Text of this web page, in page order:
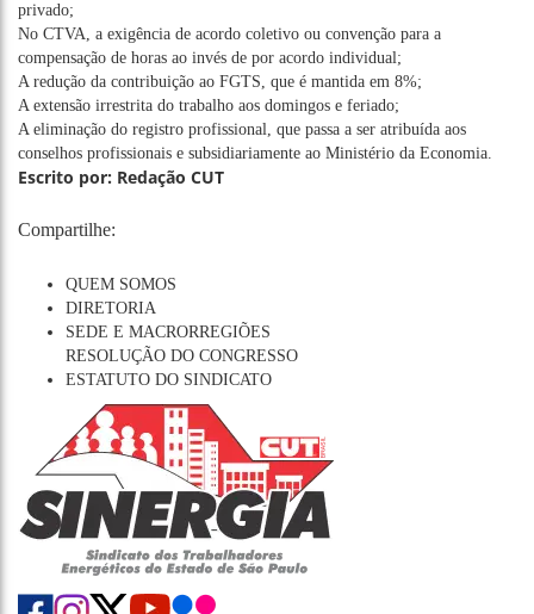
privado;
No CTVA, a exigência de acordo coletivo ou convenção para a
compensação de horas ao invés de por acordo individual;
A redução da contribuição ao FGTS, que é mantida em 8%;
A extensão irrestrita do trabalho aos domingos e feriado;
A eliminação do registro profissional, que passa a ser atribuída aos
conselhos profissionais e subsidiariamente ao Ministério da Economia.
Escrito por: Redação CUT
Compartilhe:
QUEM SOMOS
DIRETORIA
SEDE E MACRORREGIÕES
RESOLUÇÃO DO CONGRESSO
ESTATUTO DO SINDICATO